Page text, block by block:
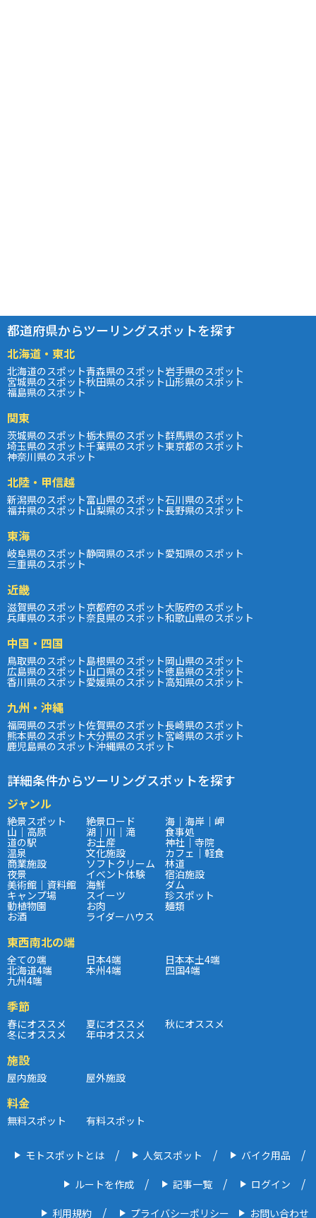
都道府県からツーリングスポットを探す
北海道・東北
北海道のスポット青森県のスポット岩手県のスポット
宮城県のスポット秋田県のスポット山形県のスポット
福島県のスポット
関東
茨城県のスポット栃木県のスポット群馬県のスポット
埼玉県のスポット千葉県のスポット東京都のスポット
神奈川県のスポット
北陸・甲信越
新潟県のスポット富山県のスポット石川県のスポット
福井県のスポット山梨県のスポット長野県のスポット
東海
岐阜県のスポット静岡県のスポット愛知県のスポット
三重県のスポット
近畿
滋賀県のスポット京都府のスポット大阪府のスポット
兵庫県のスポット奈良県のスポット和歌山県のスポット
中国・四国
鳥取県のスポット島根県のスポット岡山県のスポット
広島県のスポット山口県のスポット徳島県のスポット
香川県のスポット愛媛県のスポット高知県のスポット
九州・沖縄
福岡県のスポット佐賀県のスポット長崎県のスポット
熊本県のスポット大分県のスポット宮崎県のスポット
鹿児島県のスポット沖縄県のスポット
詳細条件からツーリングスポットを探す
ジャンル
絶景スポット 絶景ロード 海｜海岸｜岬
山｜高原 湖｜川｜滝 食事処
道の駅 お土産 神社｜寺院
温泉 文化施設 カフェ｜軽食
商業施設 ソフトクリーム 林道
夜景 イベント体験 宿泊施設
美術館｜資料館 海鮮 ダム
キャンプ場 スイーツ 珍スポット
動植物園 お肉 麺類
お酒 ライダーハウス
東西南北の端
全ての端 日本4端 日本本土4端
北海道4端 本州4端 四国4端
九州4端
季節
春にオススメ 夏にオススメ 秋にオススメ
冬にオススメ 年中オススメ
施設
屋内施設 屋外施設
料金
無料スポット 有料スポット
モトスポットとは 人気スポット バイク用品
ルートを作成 記事一覧 ログイン
利用規約 プライバシーポリシー お問い合わせ